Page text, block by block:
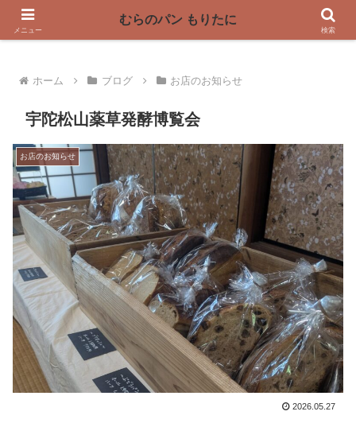
〜奈良県曽爾村の薪窯パン屋〜
ホーム ブログ お店のお知らせ
宇陀松山薬草発酵博覧会
お店のお知らせ
2026.05.27
メニュー
むらのパン もりたに
検索